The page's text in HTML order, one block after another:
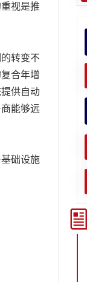
视是推
转变不
合年增
供自动
能够远
础设施